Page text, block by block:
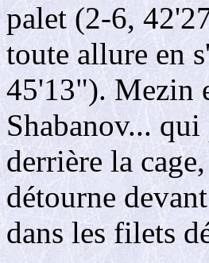
palet (2-6,
toute allure en
45'13"). Mezin
Shabanov...
derrière la
détourne
dans les filets